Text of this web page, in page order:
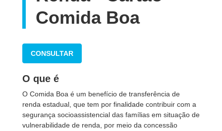
Comida Boa
CONSULTAR
O que é
O Comida Boa é um benefício de transferência de
renda estadual, que tem por finalidade contribuir com a
segurança socioassistencial das famílias em situação de
vulnerabilidade de renda, por meio da concessão